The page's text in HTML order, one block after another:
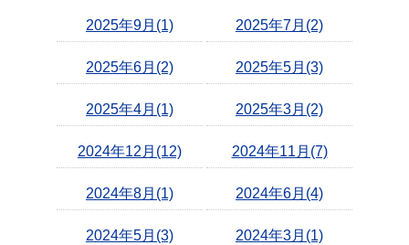
2025年9月(1) 2025年7月(2)
2025年6月(2) 2025年5月(3)
2025年4月(1) 2025年3月(2)
2024年12月(12) 2024年11月(7)
2024年8月(1) 2024年6月(4)
2024年5月(3) 2024年3月(1)